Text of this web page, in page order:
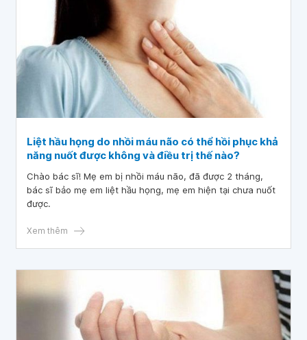
Liệt hầu họng do nhồi máu não có thể hồi phục khả
năng nuốt được không và điều trị thế nào?
Chào bác sĩ! Mẹ em bị nhồi máu não, đã được 2 tháng,
bác sĩ bảo mẹ em liệt hầu họng, mẹ em hiện tại chưa nuốt
được.
Xem thêm